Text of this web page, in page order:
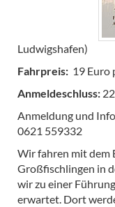
Ludwigshafen)
Fahrpreis: 19 Euro
Anmeldeschluss:
Anmeldung und
0621 559332
Wir fahren mit dem
Großfischlingen in
wir zu einer
erwartet. Dort